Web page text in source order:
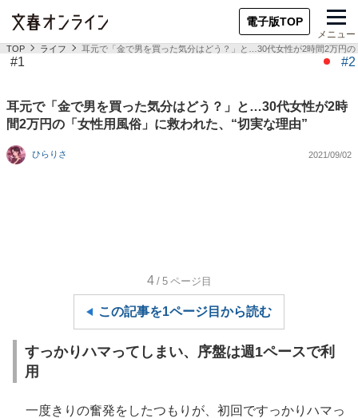
電子版TOP
メニュー
TOP ライフ 耳元で「金で男を買った気分はどう？」と…30代女性が2時間2万円の
#1 #2
耳元で「金で男を買った気分はどう？」と…30代女性が2時
間2万円の「女性用風俗」に救われた、“切実な理由”
ひらりさ 2021/09/02
4 /5 ページ目
この記事を1ページ目から読む
すっかりハマってしまい、序盤は週1ペースで利
用
一度きりの奮発をしたつもりが、初回ですっかりハマっ